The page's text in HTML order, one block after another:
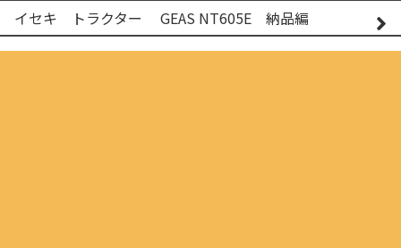
イセキ トラクター GEAS NT605E 納品編